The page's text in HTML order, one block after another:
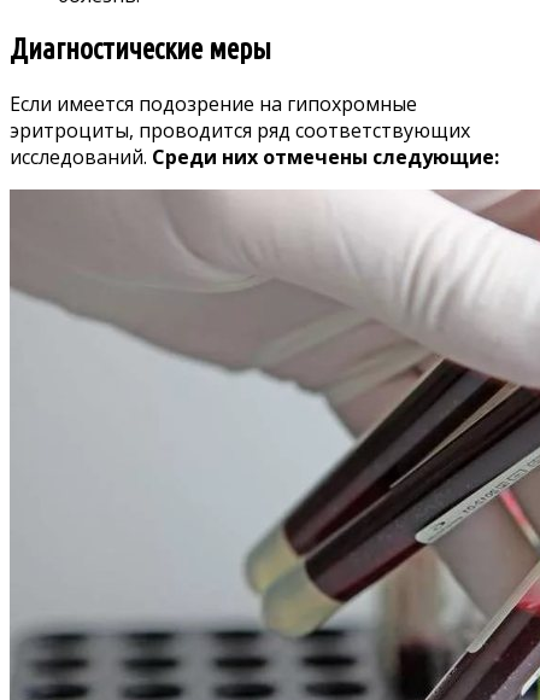
Диагностические меры
Если имеется подозрение на гипохромные
эритроциты, проводится ряд соответствующих
исследований. Среди них отмечены следующие: